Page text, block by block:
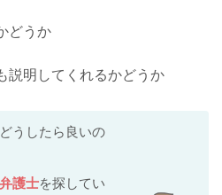
どうか
明してくれるかどうか
うしたら良いの
弁護士を探してい